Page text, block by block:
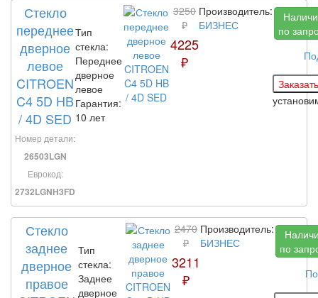
Стекло
переднее
дверное
левое
CITROEN
C4 5D HB
/ 4D SED
Номер детали:
26503LGN
Еврокод:
2732LGNH3FD
Тип
стекла:
Переднее
дверное
левое
Гарантия:
10 лет
3250
₽
4225
₽
Производитель:
БИЗНЕС
по
Стекло
заднее
дверное
правое
Тип
стекла:
Заднее
дверное
2470
₽
3211
₽
Производитель:
БИЗНЕС
по